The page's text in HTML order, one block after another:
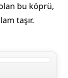
bu köprü,
taşır.